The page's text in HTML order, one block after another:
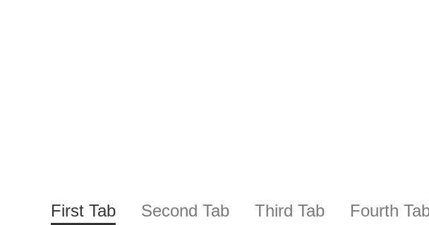
First Tab Second Tab Third Tab Fourth